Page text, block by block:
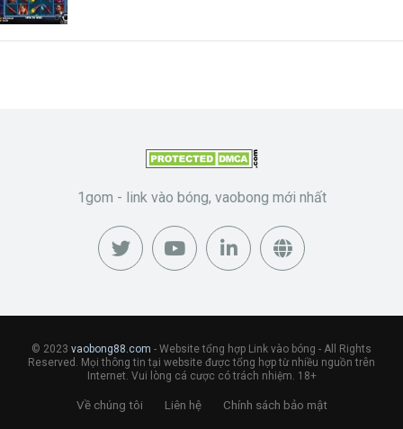
1gom - link vào bóng, vaobong mới nhất
© 2023 vaobong88.com - Website tổng hợp Link vào bóng - All Rights
Reserved. Mọi thông tin tại website được tổng hợp từ nhiều nguồn trên
Internet. Vui lòng cá cược có trách nhiệm. 18+
Về chúng tôi Liên hệ Chính sách bảo mật